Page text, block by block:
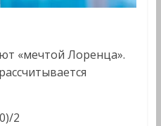
«мечтой Лоренца».
2